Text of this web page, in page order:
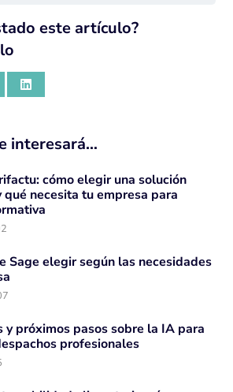
este artículo?
interesará…
cómo elegir una solución
necesita tu empresa para
Sage elegir según las necesidades
y próximos pasos sobre la IA para
profesionales